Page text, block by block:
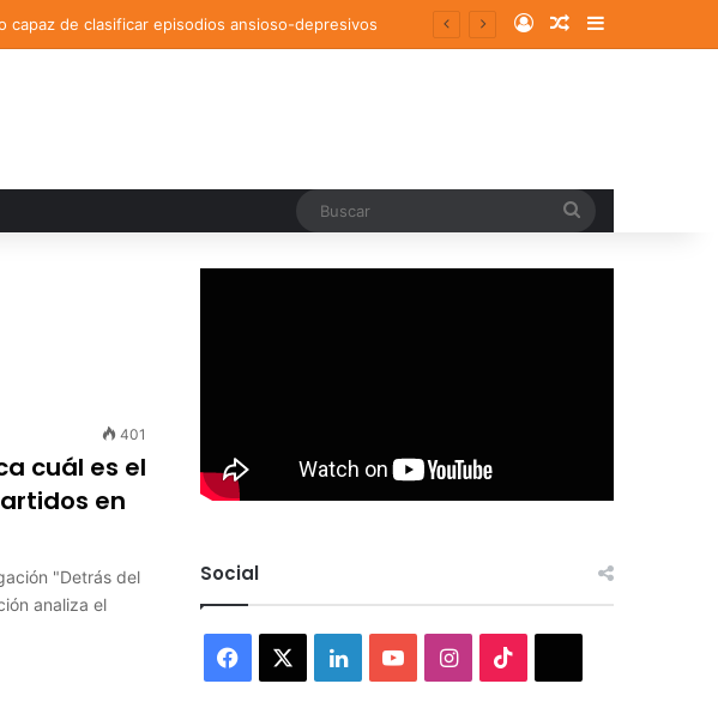
capaz de clasificar episodios ansioso-depresivos Log InRandom Article
Sidebar
401
cuál es el
en
"Detrás del
analiza el
Social
Facebook LinkedInYouTubeInstagram